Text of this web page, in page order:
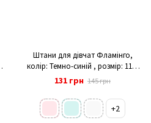
Штани для дівчат Фламінго,
колір: Темно-синій , розмір: 110,
арт. 921-424
131 грн 145 грн
+2